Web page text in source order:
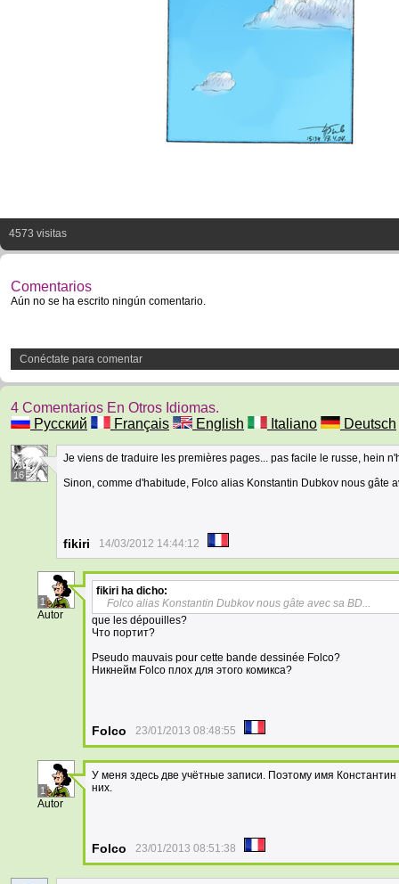
4573 visitas
Comentarios
Aún no se ha escrito ningún comentario.
Conéctate para comentar
4 Comentarios En Otros Idiomas.
Русский
Français English Italiano Deutsch
16
Je viens de traduire les premières pages... pas facile le russe, hein
Sinon, comme d'habitude, Folco alias Konstantin Dubkov nous gâte
fikiri 14/03/2012 14:44:12
1
Autor
fikiri ha dicho:
Folco alias Konstantin Dubkov nous gâte avec sa BD...
que les dépouilles?
Что портит?
Pseudo mauvais pour cette bande dessinée Folco?
Никнейм Folco плох для этого комикса?
Folco 23/01/2013 08:48:55
1
Autor
У меня здесь две учётные записи. Поэтому имя
них.
Folco 23/01/2013 08:51:38